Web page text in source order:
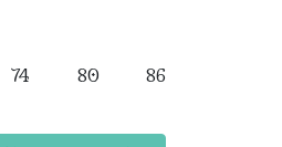
74 80 86